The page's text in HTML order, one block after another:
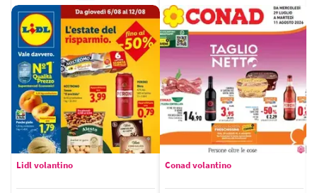
Lidl volantino Conad volantino